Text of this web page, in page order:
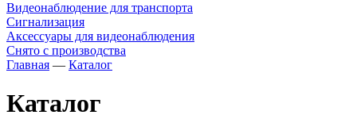
Видеонаблюдение для транспорта
Сигнализация
Аксессуары для видеонаблюдения
Снято с производства
Главная — Каталог
Каталог